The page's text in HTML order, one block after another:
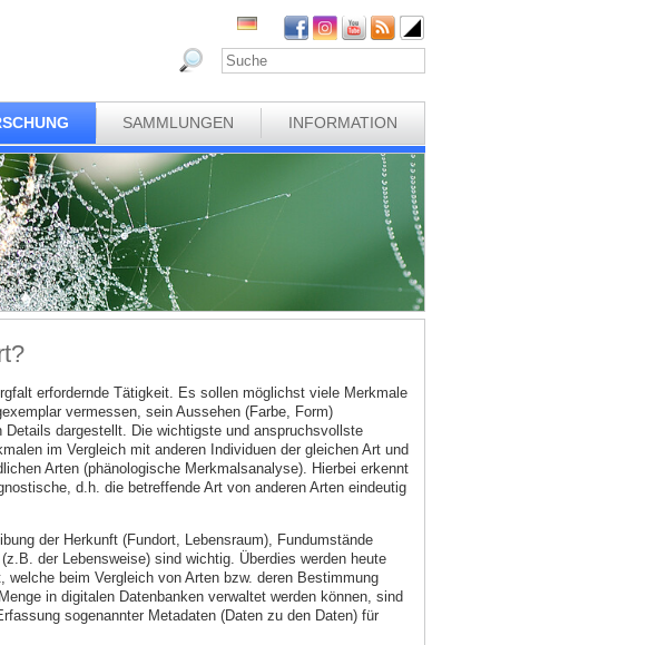
SAMMLUNGEN INFORMATION
erfordernde Tätigkeit. Es sollen möglichst viele Merkmale
vermessen, sein Aussehen (Farbe, Form)
dargestellt. Die wichtigste und anspruchsvollste
im Vergleich mit anderen Individuen der gleichen Art und
Arten (phänologische Merkmalsanalyse). Hierbei erkennt
d.h. die betreffende Art von anderen Arten eindeutig
der Herkunft (Fundort, Lebensraum), Fundumstände
der Lebensweise) sind wichtig. Überdies werden heute
beim Vergleich von Arten bzw. deren Bestimmung
in digitalen Datenbanken verwaltet werden können, sind
sogenannter Metadaten (Daten zu den Daten) für